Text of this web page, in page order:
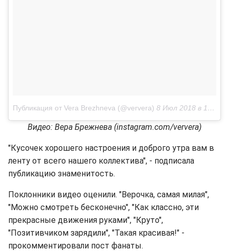
Публикация от Vera Brezhneva (@ververa) 8 Июл 2018 в 10:12 PDT
Видео: Вера Брежнева (instagram.com/ververa)
"Кусочек хорошего настроения и доброго утра вам в
ленту от всего нашего коллектива", - подписала
публикацию знаменитость.
Поклонники видео оценили. "Верочка, самая милая",
"Можно смотреть бесконечно", "Как классно, эти
прекрасные движения руками", "Круто",
"Позитивчиком зарядили", "Такая красивая!" -
прокомментировали пост фанаты.